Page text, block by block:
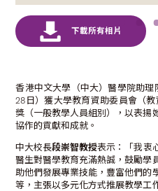
香港中文大學（中大）醫學院助理
28日）獲大學教育資助委員會（
獎（一般教學人員組別），以表揚
協作的貢獻和成就。
中大校長段崇智教授表示：「我衷
醫生對醫學教育充滿熱誠，鼓勵學
助他們發展專業技能，豐富他們的
等，主張以多元化方式推展教學工